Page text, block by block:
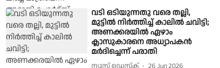
വടി ഒടിയുന്നതു വരെ തല്ലി,
മുട്ടിൽ നിർത്തിച്ച് കാലിൽ ചവിട്ടി;
അണക്കരയിൽ ഏഴാം
ക്ലാസുകാരനെ അധ്യാപകൻ
മർദിച്ചെന്ന് പരാതി